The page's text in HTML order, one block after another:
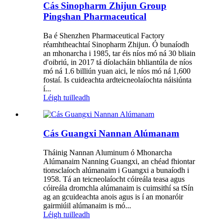
Cás Sinopharm Zhijun Group
Pingshan Pharmaceutical
Ba é Shenzhen Pharmaceutical Factory
réamhtheachtaí Sinopharm Zhijun. Ó bunaíodh
an mhonarcha i 1985, tar éis níos mó ná 30 bliain
d'oibriú, in 2017 tá díolacháin bhliantúla de níos
mó ná 1.6 billiún yuan aici, le níos mó ná 1,600
fostaí. Is cuideachta ardteicneolaíochta náisiúnta
í...
Léigh tuilleadh
Cás Guangxi Nannan Alúmanam
Tháinig Nannan Aluminum ó Mhonarcha
Alúmanaim Nanning Guangxi, an chéad fhiontar
tionsclaíoch alúmanaim i Guangxi a bunaíodh i
1958. Tá an teicneolaíocht cóireála teasa agus
cóireála dromchla alúmanaim is cuimsithí sa tSín
ag an gcuideachta anois agus is í an monaróir
gairmiúil alúmanaim is mó...
Léigh tuilleadh